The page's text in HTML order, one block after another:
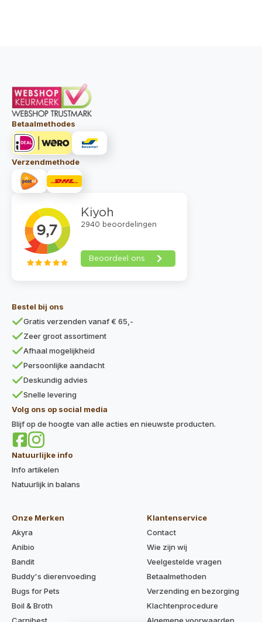
Betaalmethodes
Verzendmethode
Bestel bij ons
Gratis verzenden vanaf € 65,-
Zeer groot assortiment
Afhaal mogelijkheid
Persoonlijke aandacht
Deskundig advies
Snelle levering
Volg ons op social media
Blijf op de hoogte van alle acties en nieuwste producten.
Natuurlijke info
Info artikelen
Natuurlijk in balans
Onze Merken
Akyra
Anibio
Bandit
Buddy's dierenvoeding
Bugs for Pets
Boil & Broth
Klantenservice
Contact
Wie zijn wij
Veelgestelde vragen
Betaalmethoden
Verzending en bezorging
Klachtenprocedure